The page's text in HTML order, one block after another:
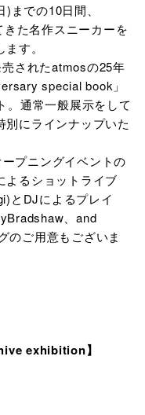
までの10日間、
きた名作スニーカーを
す。
されたatmosの25年
special book」
。通常一般展示をして
にラインナップいた
プニングイベントの
よるショットライブ
とDJによるプレイ
、and
のご用意もございま
exhibition】